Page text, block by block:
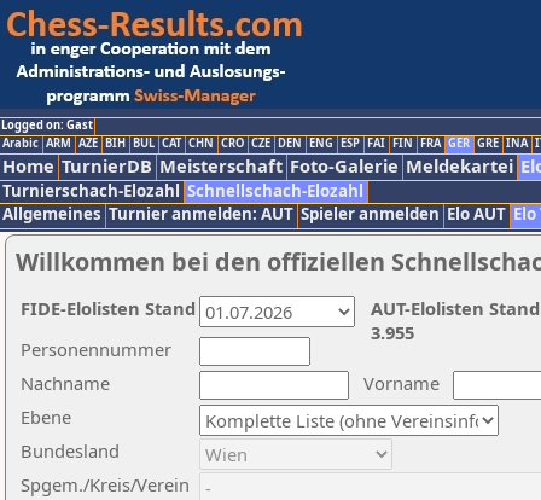
Logged on: Gast
Arabic ARM AZE BIH BUL CAT CHN CRO CZE DEN ENG ESP FAI FIN FRA GER GRE INA
Home TurnierDB Meisterschaft Foto-Galerie Meldekartei
Turnierschach-Elozahl Schnellschach-Elozahl
Allgemeines Turnier anmelden: AUT Spieler anmelden Elo AUT
Willkommen bei den offiziellen
Nachname
Vorname
Ebene
Personennummer
Bundesland
Spgem./Kreis/Verein
AUT-Elolisten
3.955
FIDE-Elolisten Stand